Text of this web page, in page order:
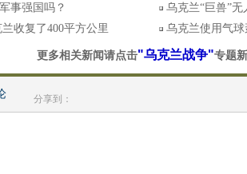
事强国吗？
乌克兰“巨兽”
收复了400平方公里
乌克兰使用气
更多相关新闻请点击"乌克兰战争"专题
分享到：